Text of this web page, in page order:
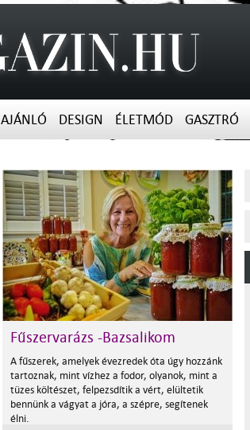
AJÁNLÓ DESIGN ÉLETMÓD GASZTRÓ
Fűszervarázs -Bazsalikom
A fűszerek, amelyek évezredek óta úgy hozzánk
tartoznak, mint vízhez a fodor, olyanok, mint a
tüzes költészet, felpezsdítik a vért, elültetik
bennünk a vágyat a jóra, a szépre, segítenek
élni.